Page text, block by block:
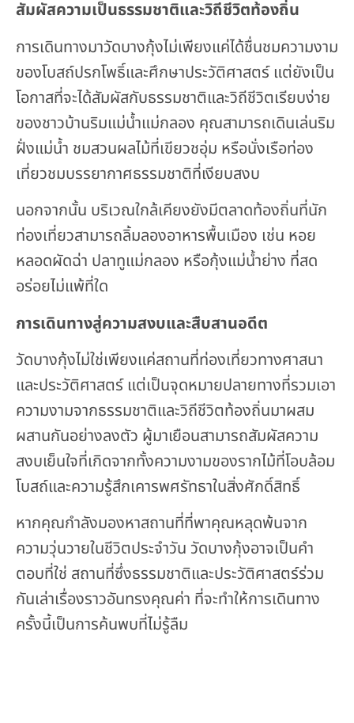
สัมผัสความเป็นธรรมชาติและวิถีชีวิตท้องถิ่น
การเดินทางมาวัดบางกุ้งไม่เพียงแค่ได้ชื่นชมความงาม
ของโบสถ์ปรกโพธิ์และศึกษาประวัติศาสตร์ แต่ยังเป็น
โอกาสที่จะได้สัมผัสกับธรรมชาติและวิถีชีวิตเรียบง่าย
ของชาวบ้านริมแม่น้ำแม่กลอง คุณสามารถเดินเล่นริม
ฝั่งแม่น้ำ ชมสวนผลไม้ที่เขียวชอุ่ม หรือนั่งเรือท่อง
เที่ยวชมบรรยากาศธรรมชาติที่เงียบสงบ
นอกจากนั้น บริเวณใกล้เคียงยังมีตลาดท้องถิ่นที่นัก
ท่องเที่ยวสามารถลิ้มลองอาหารพื้นเมือง เช่น หอย
หลอดผัดฉ่า ปลาทูแม่กลอง หรือกุ้งแม่น้ำย่าง ที่สด
อร่อยไม่แพ้ที่ใด
การเดินทางสู่ความสงบและสืบสานอดีต
วัดบางกุ้งไม่ใช่เพียงแค่สถานที่ท่องเที่ยวทางศาสนา
และประวัติศาสตร์ แต่เป็นจุดหมายปลายทางที่รวมเอา
ความงามจากธรรมชาติและวิถีชีวิตท้องถิ่นมาผสม
ผสานกันอย่างลงตัว ผู้มาเยือนสามารถสัมผัสความ
สงบเย็นใจที่เกิดจากทั้งความงามของรากไม้ที่โอบล้อม
โบสถ์และความรู้สึกเคารพศรัทธาในสิ่งศักดิ์สิทธิ์
หากคุณกำลังมองหาสถานที่ที่พาคุณหลุดพ้นจาก
ความวุ่นวายในชีวิตประจำวัน วัดบางกุ้งอาจเป็นคำ
ตอบที่ใช่ สถานที่ซึ่งธรรมชาติและประวัติศาสตร์ร่วม
กันเล่าเรื่องราวอันทรงคุณค่า ที่จะทำให้การเดินทาง
ครั้งนี้เป็นการค้นพบที่ไม่รู้ลืม